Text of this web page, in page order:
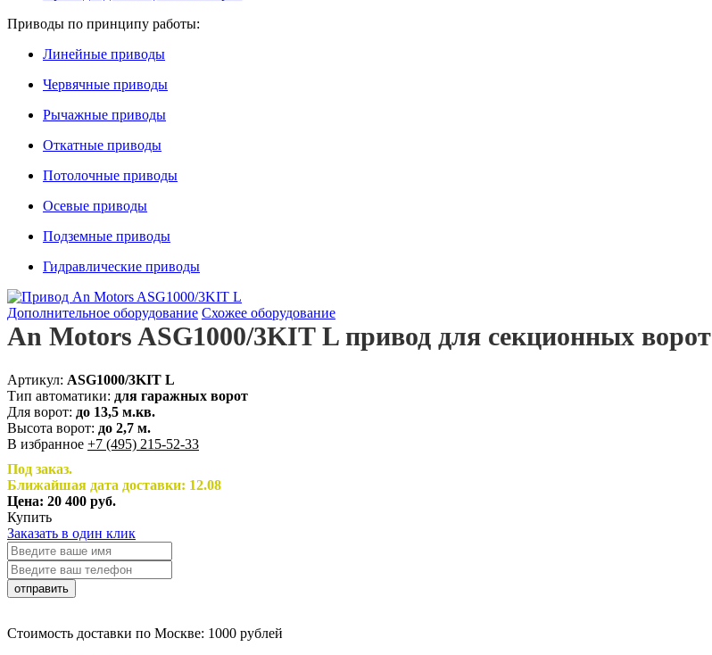
Приводы по принципу работы:
Линейные приводы
Червячные приводы
Рычажные приводы
Откатные приводы
Потолочные приводы
Осевые приводы
Подземные приводы
Гидравлические приводы
Дополнительное оборудование Схожее оборудование
An Motors ASG1000/3KIT L привод для секционных ворот
Артикул: ASG1000/3KIT L
Тип автоматики: для гаражных ворот
Для ворот: до 13,5 м.кв.
Высота ворот: до 2,7 м.
В избранное +7 (495) 215-52-33
Под заказ.
Ближайшая дата доставки: 12.08
Цена: 20 400 руб.
Купить
Заказать в один клик
отправить
Стоимость доставки по Москве: 1000 рублей